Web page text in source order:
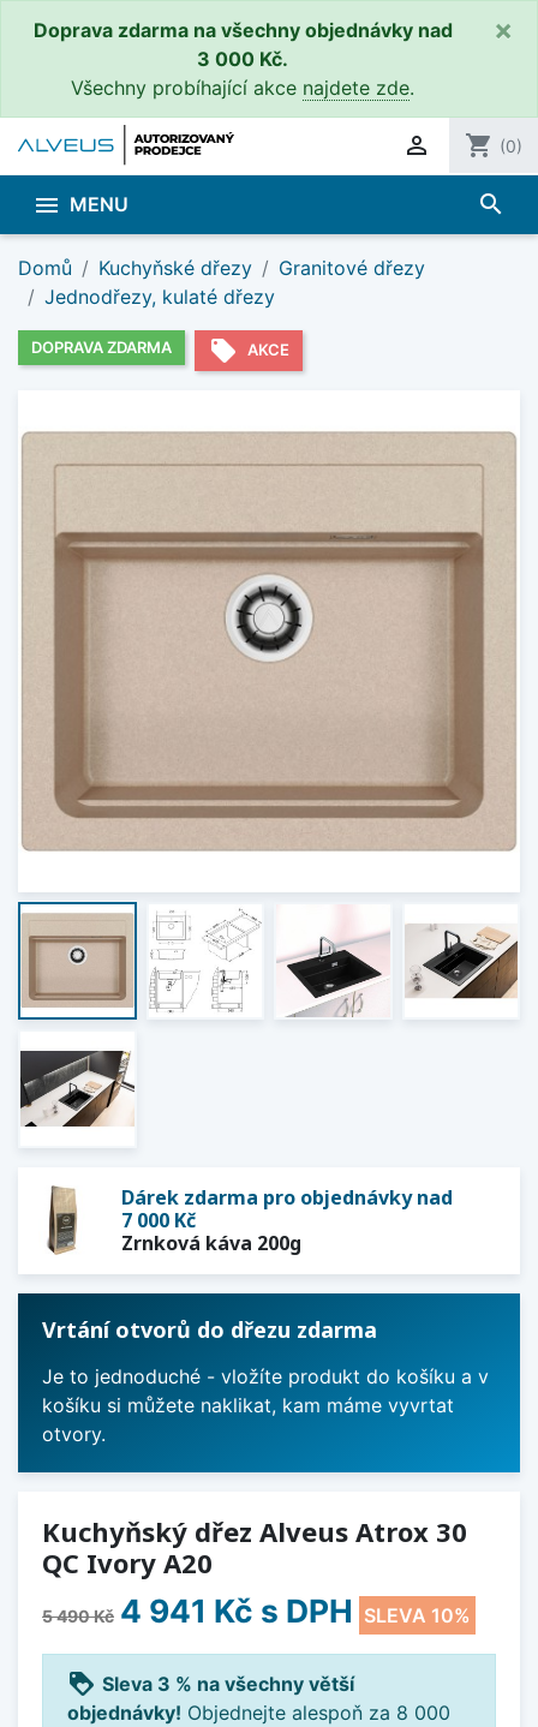
Doprava zdarma na všechny objednávky nad
3 000 Kč.
Všechny probíhající akce najdete zde.
×
 shopping_cart (0)
 MENU search
Domů Kuchyňské dřezy
Granitové dřezy
Jednodřezy, kulaté dřezy
DOPRAVA ZDARMA local_offer AKCE
Dárek zdarma pro objednávky nad
7 000 Kč
Zrnková káva 200g
Vrtání otvorů do dřezu zdarma
Je to jednoduché - vložíte produkt do košíku a v
košíku si můžete naklikat, kam máme vyvrtat
otvory.
Kuchyňský dřez Alveus Atrox 30
QC Ivory A20
5 490 Kč 4 941 Kč s DPH SLEVA 10%
loyalty Sleva 3 % na všechny větší
objednávky! Objednejte alespoň za 8 000